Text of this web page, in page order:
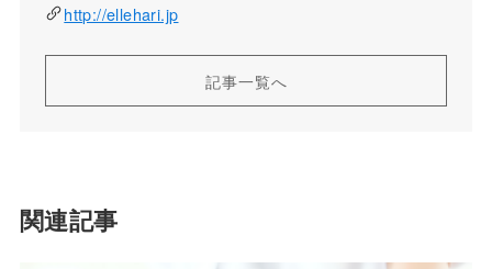
http://ellehari.jp
記事一覧へ
関連記事